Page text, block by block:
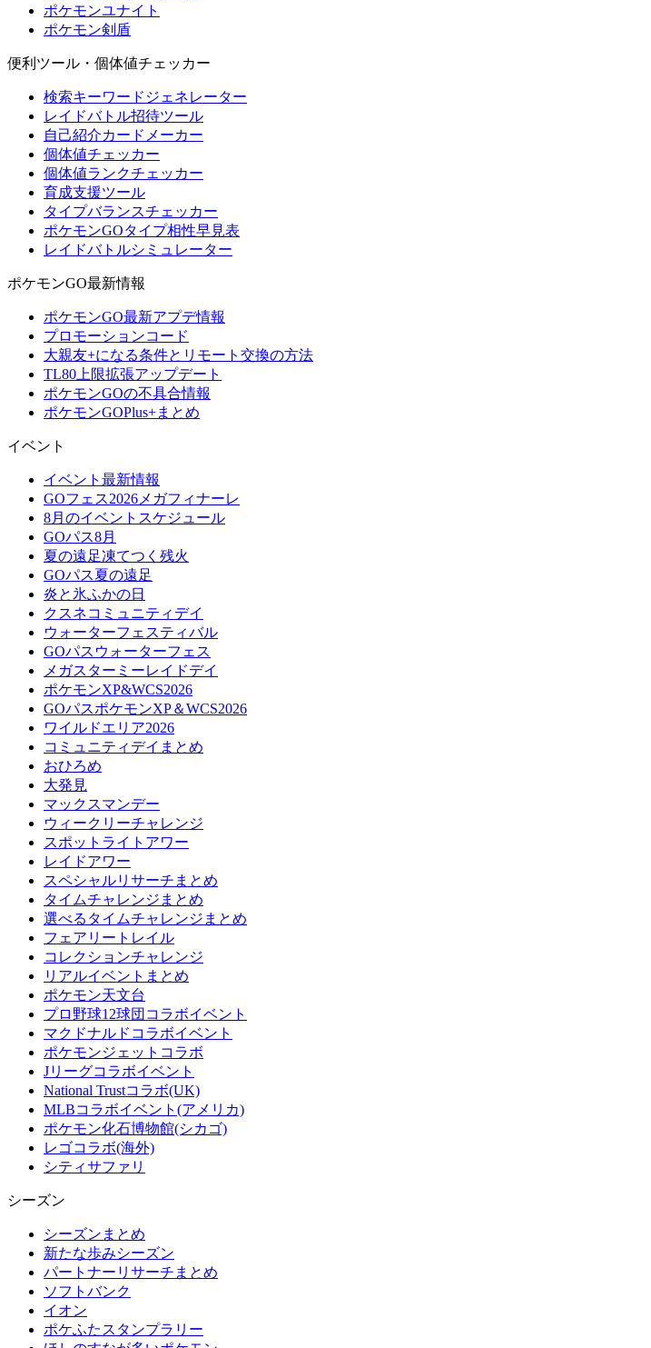
ポケモンユナイト
ポケモン剣盾
便利ツール・個体値チェッカー
検索キーワードジェネレーター
レイドバトル招待ツール
自己紹介カードメーカー
個体値チェッカー
個体値ランクチェッカー
育成支援ツール
タイプバランスチェッカー
ポケモンGOタイプ相性早見表
レイドバトルシミュレーター
ポケモンGO最新情報
ポケモンGO最新アプデ情報
プロモーションコード
大親友+になる条件とリモート交換の方法
TL80上限拡張アップデート
ポケモンGOの不具合情報
ポケモンGOPlus+まとめ
イベント
イベント最新情報
GOフェス2026メガフィナーレ
8月のイベントスケジュール
GOパス8月
夏の遠足凍てつく残火
GOパス夏の遠足
炎と氷ふかの日
クスネコミュニティデイ
ウォーターフェスティバル
GOパスウォーターフェス
メガスターミーレイドデイ
ポケモンXP&WCS2026
GOパスポケモンXP＆WCS2026
ワイルドエリア2026
コミュニティデイまとめ
おひろめ
大発見
マックスマンデー
ウィークリーチャレンジ
スポットライトアワー
レイドアワー
スペシャルリサーチまとめ
タイムチャレンジまとめ
選べるタイムチャレンジまとめ
フェアリートレイル
コレクションチャレンジ
リアルイベントまとめ
ポケモン天文台
プロ野球12球団コラボイベント
マクドナルドコラボイベント
ポケモンジェットコラボ
Jリーグコラボイベント
National Trustコラボ(UK)
MLBコラボイベント(アメリカ)
ポケモン化石博物館(シカゴ)
レゴコラボ(海外)
シティサファリ
シーズン
シーズンまとめ
新たな歩みシーズン
パートナーリサーチまとめ
ソフトバンク
イオン
ポケふたスタンプラリー